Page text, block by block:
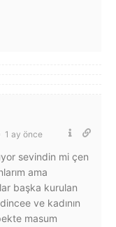
1 ay önce
sevindin mi çen
ama
başka kurulan
ve kadının
masum